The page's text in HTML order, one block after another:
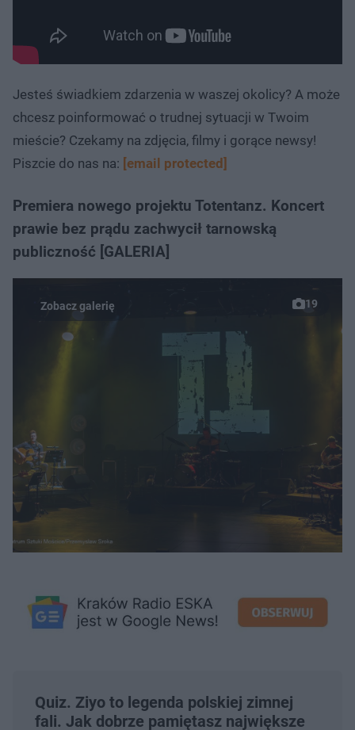
Jesteś świadkiem zdarzenia w waszej okolicy? A może
chcesz poinformować o trudnej sytuacji w Twoim
mieście? Czekamy na zdjęcia, filmy i gorące newsy!
Piszcie do nas na: [email protected]
Premiera nowego projektu Totentanz. Koncert
prawie bez prądu zachwycił tarnowską
publiczność [GALERIA]
19
Quiz. Ziyo to legenda polskiej zimnej
fali. Jak dobrze pamiętasz największe